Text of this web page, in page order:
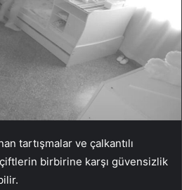
tartışmalar ve çalkantılı
birbirine karşı güvensizlik